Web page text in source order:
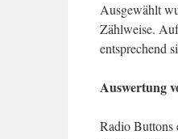
Ausgewählt
Zählweise.
entsprechend
Auswertung
Radio Buttons